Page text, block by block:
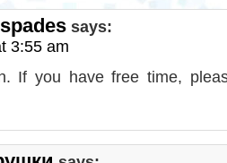
says:
3:55 am
If you have free time,